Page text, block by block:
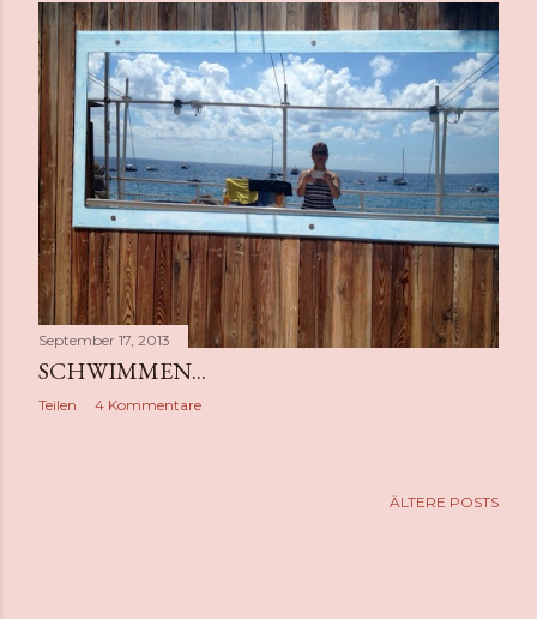
September 17, 2013
SCHWIMMEN...
Teilen 4 Kommentare
ÄLTERE POSTS